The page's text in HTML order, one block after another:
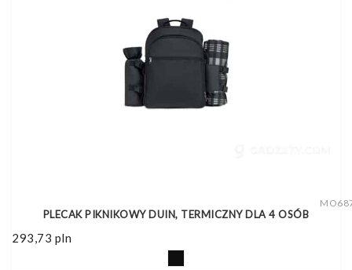
PLECAK PIKNIKOWY DUIN, TERMICZNY DLA 4 OSÓB
293,73 pln